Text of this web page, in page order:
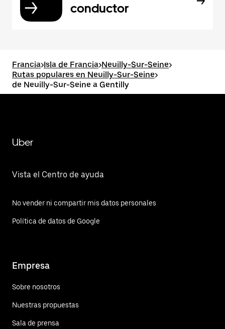
conductor
Francia>Isla de Francia>Neuilly-Sur-Seine>
Rutas populares en Neuilly-Sur-Seine>
de Neuilly-Sur-Seine a Gentilly
Uber
Vista el Centro de ayuda
No vender ni compartir mis datos personales
Política de datos de Google
Empresa
Sobre nosotros
Nuestras propuestas
Sala de prensa